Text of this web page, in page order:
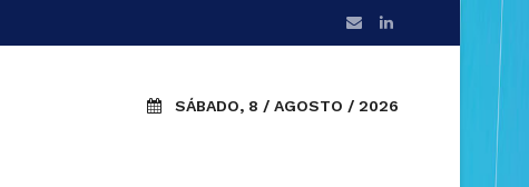
SÁBADO, 8 / AGOSTO / 2026